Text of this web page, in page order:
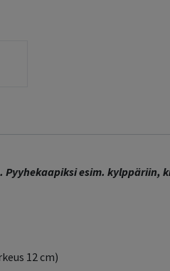
esim. kylppäriin,
12 cm)